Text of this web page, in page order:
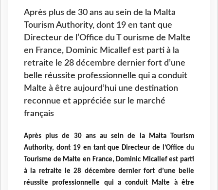
Après plus de 30 ans au sein de la Malta
Tourism Authority, dont 19 en tant que
Directeur de l’Office du T ourisme de Malte
en France, Dominic Micallef est parti à la
retraite le 28 décembre dernier fort d’une
belle réussite professionnelle qui a conduit
Malte à être aujourd’hui une destination
reconnue et appréciée sur le marché
français
Après plus de 30 ans au sein de la Malta Tourism
Authority, dont 19 en tant que Directeur de l’Office du
Tourisme de Malte en France, Dominic Micallef est parti
à la retraite le 28 décembre dernier fort d’une belle
réussite professionnelle qui a conduit Malte à être